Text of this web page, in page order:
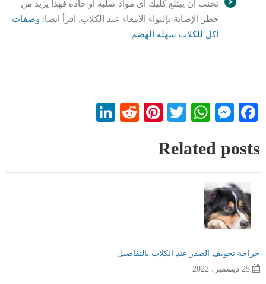
تجنب ان يبتلع كلبك اى مواد صلبة او حادة فهذا يزيد من
خطر الإصابة بإلتواء الامعاء عند الكلاب. اقرأ ايضا: وصفات
اكل للكلاب سهلة الهضم
Facebook
Messenger
WhatsApp
Twitter
Pinterest
Reddit
Related posts
جراحة تجويف الصدر عند الكلاب بالتفاصيل
25 ديسمبر، 2022